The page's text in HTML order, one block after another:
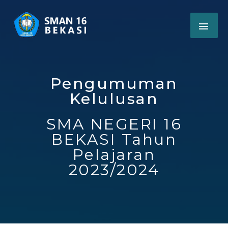
Pengumuman
Kelulusan
SMA NEGERI 16
BEKASI Tahun
Pelajaran
2023/2024